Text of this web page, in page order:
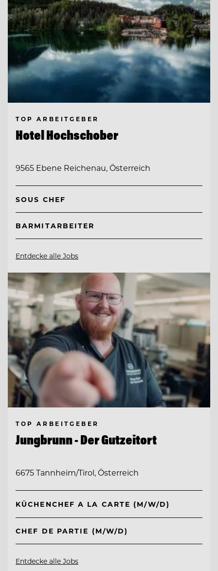
TOP ARBEITGEBER
Hotel Hochschober
9565 Ebene Reichenau, Österreich
SOUS CHEF
BARMITARBEITER
Entdecke alle Jobs
TOP ARBEITGEBER
Jungbrunn - Der Gutzeitort
6675 Tannheim/Tirol, Österreich
KÜCHENCHEF A LA CARTE (M/W/D)
CHEF DE PARTIE (M/W/D)
Entdecke alle Jobs